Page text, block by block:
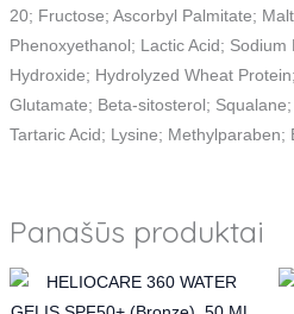
20; Fructose; Ascorbyl Palmitate;
Phenoxyethanol; Lactic Acid; Sodium
Hydroxide; Hydrolyzed Wheat
Glutamate; Beta-sitosterol;
Tartaric Acid; Lysine; Methylparaben;
Panašūs produktai